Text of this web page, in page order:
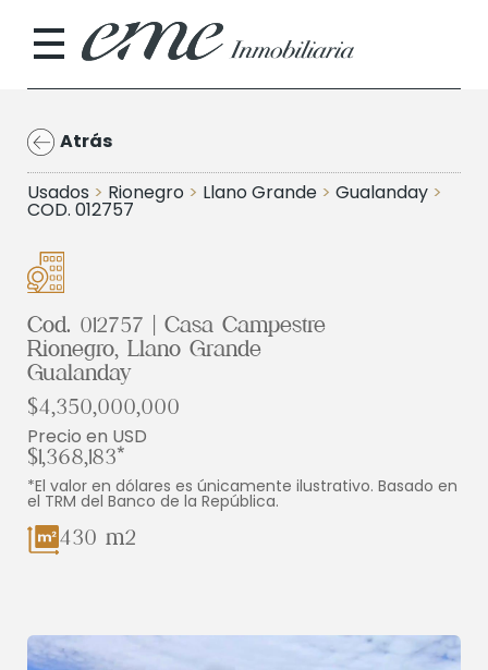
Atrás
Usados > Rionegro > Llano Grande > Gualanday >
COD. 012757
Cod. 012757 | Casa Campestre
Rionegro, Llano Grande
Gualanday
$4,350,000,000
Precio en USD
$1,368,183*
*El valor en dólares es únicamente ilustrativo. Basado en
el TRM del Banco de la República.
430 m2